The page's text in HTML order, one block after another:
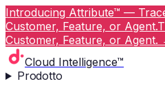
Introducing Attribute™ —
Customer, Feature, or Agent.
Customer, Feature, or Agent.
Cloud Intelligence™
Prodotto